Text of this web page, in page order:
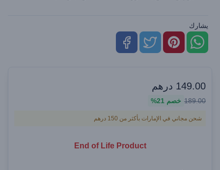
يشارك
149.00 درهم
189.00 خصم 21%
شحن مجاني في الإمارات بأكثر من 150 درهم
End of Life Product